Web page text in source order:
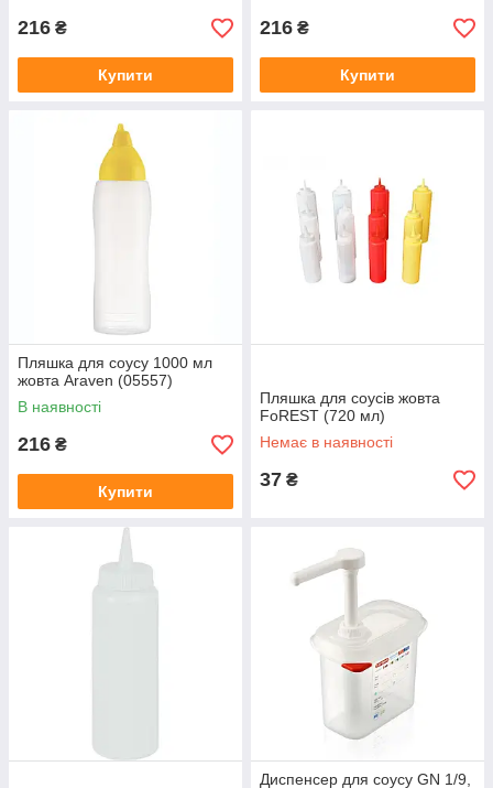
216 ₴
Купити
216 ₴
Купити
Пляшка для соусу 1000 мл
жовта Araven (05557)
В наявності
216 ₴
Купити
Пляшка для соусів жовта
FoREST (720 мл)
Немає в наявності
37 ₴
Диспенсер для соусу GN 1/9,